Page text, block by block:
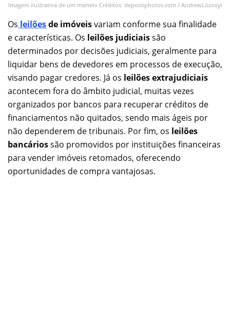
Imagem ilustrativa de um martelo Créditos: depositphotos.com / AndrewLozovyi
Os leilõesde imóveisvariam conforme sua finalidade
e características. Os leilões judiciaissão
determinados por decisões judiciais, geralmente para
liquidar bens de devedores em processos de execução,
visando pagar credores. Já os leilões extrajudiciais
acontecem fora do âmbito judicial, muitas vezes
organizados por bancos para recuperar créditos de
financiamentos não quitados, sendo mais ágeis por
não dependerem de tribunais. Por fim, os leilões
bancáriossão promovidos por instituições financeiras
para vender imóveis retomados, oferecendo
oportunidades de compra vantajosas.